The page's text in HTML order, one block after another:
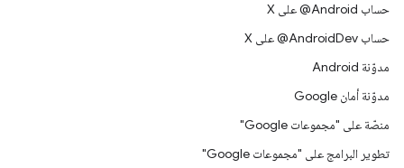
حساب ‎@Android على X
حساب ‎@AndroidDev على X
مدوّنة Android
مدوّنة أمان Google
منصّة على "مجموعات Google"
تطوير البرامج على "مجموعات Google"